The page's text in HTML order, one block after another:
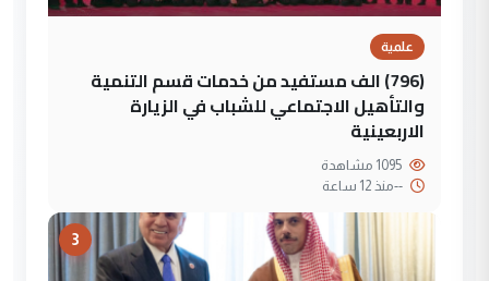
علمية
(796) الف مستفيد من خدمات قسم التنمية
والتأهيل الاجتماعي للشباب في الزيارة
الاربعينية
--منذ 12 ساعة
3